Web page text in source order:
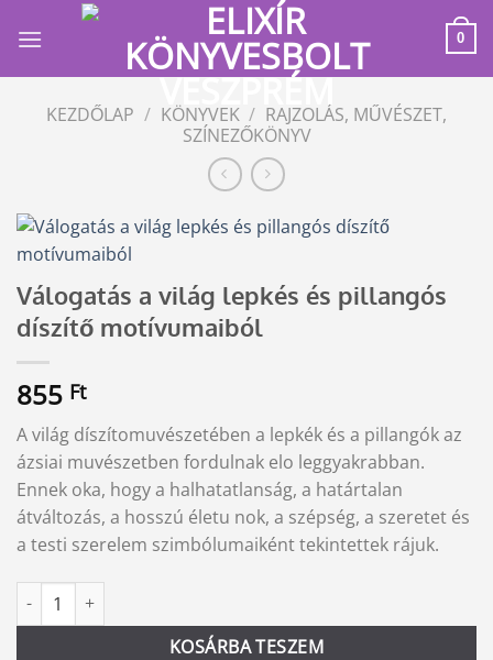
0
KEZDŐLAP / KÖNYVEK / RAJZOLÁS, MŰVÉSZET,
SZÍNEZŐKÖNYV
Válogatás a világ lepkés és pillangós
díszítő motívumaiból
855 Ft
A világ díszítomuvészetében a lepkék és a pillangók az
ázsiai muvészetben fordulnak elo leggyakrabban.
Ennek oka, hogy a halhatatlanság, a határtalan
átváltozás, a hosszú életu nok, a szépség, a szeretet és
a testi szerelem szimbólumaiként tekintettek rájuk.
Válogatás a világ lepkés és pillangós díszítő motívumaiból
KOSÁRBA TESZEM
Alternative: